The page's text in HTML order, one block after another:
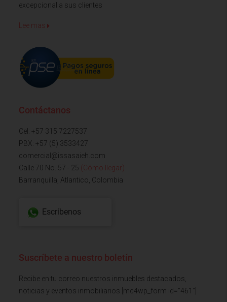
excepcional a sus clientes
Lee mas
Contáctanos
Cel: +57 315 7227537
PBX: +57 (5) 3533427
comercial@issasaieh.com
Calle 70 No. 57 - 25 (Cómo llegar)
Barranquilla, Atlantico, Colombia
Escríbenos
Suscríbete a nuestro boletín
Recibe en tu correo nuestros inmuebles destacados,
noticias y eventos inmobiliarios [mc4wp_form id="461"]